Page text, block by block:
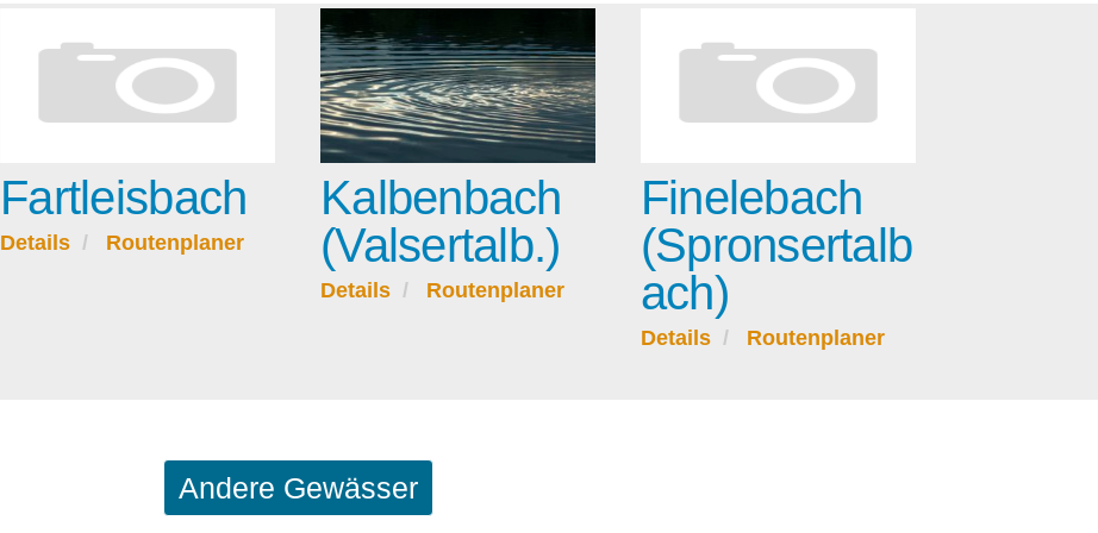
Fartleisbach
Details Routenplaner
Kalbenbach
(Valsertalb.)
Details Routenplaner
Finelebach
(Spronsertalb
ach)
Details Routenplaner
Andere Gewässer